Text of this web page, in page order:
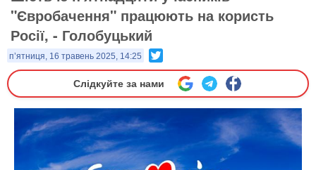
"Євробачення" працюють на користь
Росії, - Голобуцький
п’ятниця, 16 травень 2025, 14:25
Слідкуйте за нами